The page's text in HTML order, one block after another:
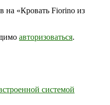
на «Кровать Fiorino из
авторизоваться.